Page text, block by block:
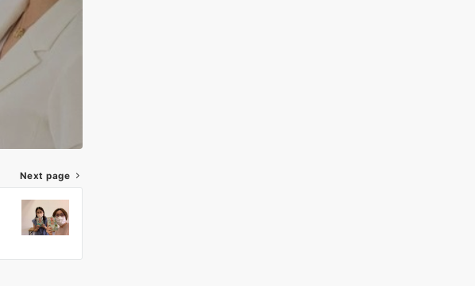
Next page